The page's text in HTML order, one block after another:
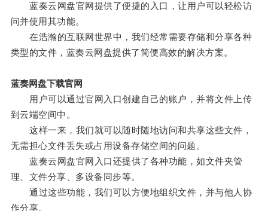
蓝奏云网盘官网提供了便捷的入口，让用户可以轻松访
问并使用其功能。
在浩瀚的互联网世界中，我们经常需要存储和分享各种
类型的文件，蓝奏云网盘提供了简便高效的解决方案。
蓝奏网盘下载官网
用户可以通过官网入口创建自己的账户，并将文件上传
到云端空间中。
这样一来，我们就可以随时随地访问和共享这些文件，
无需担心文件丢失或占用设备存储空间的问题。
蓝奏云网盘官网入口还提供了各种功能，如文件夹管
理、文件分享、多设备同步等。
通过这些功能，我们可以方便地组织文件，并与他人协
作分享。